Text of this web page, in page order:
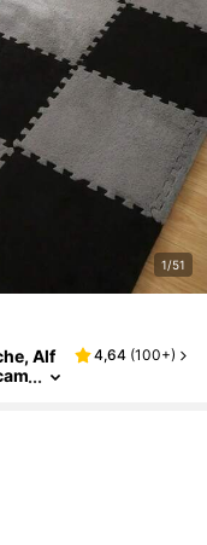
1/51
Alf
par
4,64 (100+)